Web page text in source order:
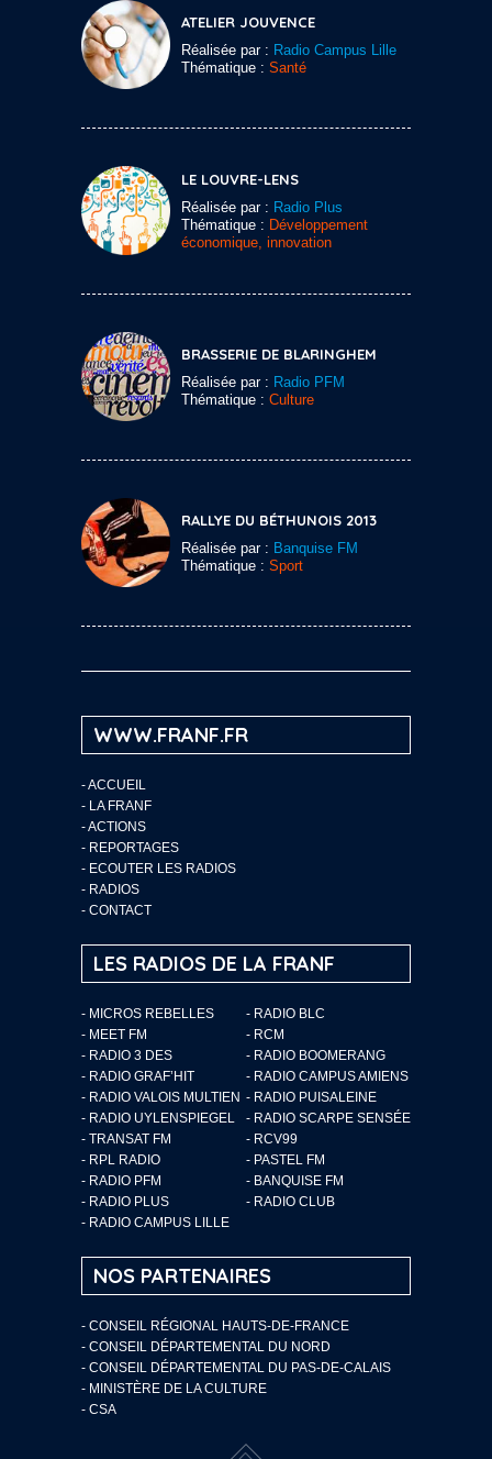
ATELIER JOUVENCE
Réalisée par : Radio Campus Lille
Thématique : Santé
LE LOUVRE-LENS
Réalisée par : Radio Plus
Thématique : Développement
économique, innovation
BRASSERIE DE BLARINGHEM
Réalisée par : Radio PFM
Thématique : Culture
RALLYE DU BÉTHUNOIS 2013
Réalisée par : Banquise FM
Thématique : Sport
WWW.FRANF.FR
-ACCUEIL
- LA FRANF
-ACTIONS
- REPORTAGES
- ECOUTER LES RADIOS
- RADIOS
- CONTACT
LES RADIOS DE LA FRANF
- MICROS REBELLES
- RADIO BLC
- MEET FM
- RCM
- RADIO 3 DES
- RADIO BOOMERANG
- RADIO GRAF’HIT
- RADIO CAMPUS AMIENS
- RADIO VALOIS MULTIEN - RADIO PUISALEINE
- RADIO UYLENSPIEGEL
- RADIO SCARPE SENSÉE
- TRANSAT FM
- RCV99
- RPL RADIO
- PASTEL FM
- RADIO PFM
- BANQUISE FM
- RADIO PLUS
- RADIO CLUB
- RADIO CAMPUS LILLE
NOS PARTENAIRES
- CONSEIL RÉGIONAL HAUTS-DE-FRANCE
- CONSEIL DÉPARTEMENTAL DU NORD
- CONSEIL DÉPARTEMENTAL DU PAS-DE-CALAIS
- MINISTÈRE DE LA CULTURE
- CSA